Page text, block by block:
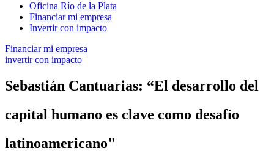
Oficina Río de la Plata
Financiar mi empresa
Invertir con impacto
Financiar mi empresa
invertir con impacto
Sebastián Cantuarias: “El desarrollo del
capital humano es clave como desafío
latinoamericano"